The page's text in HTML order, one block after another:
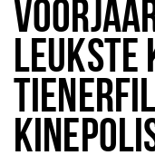
Drinken
Slapen
Recreatief
Winkels
Winkelgebieden
LEUKSTE